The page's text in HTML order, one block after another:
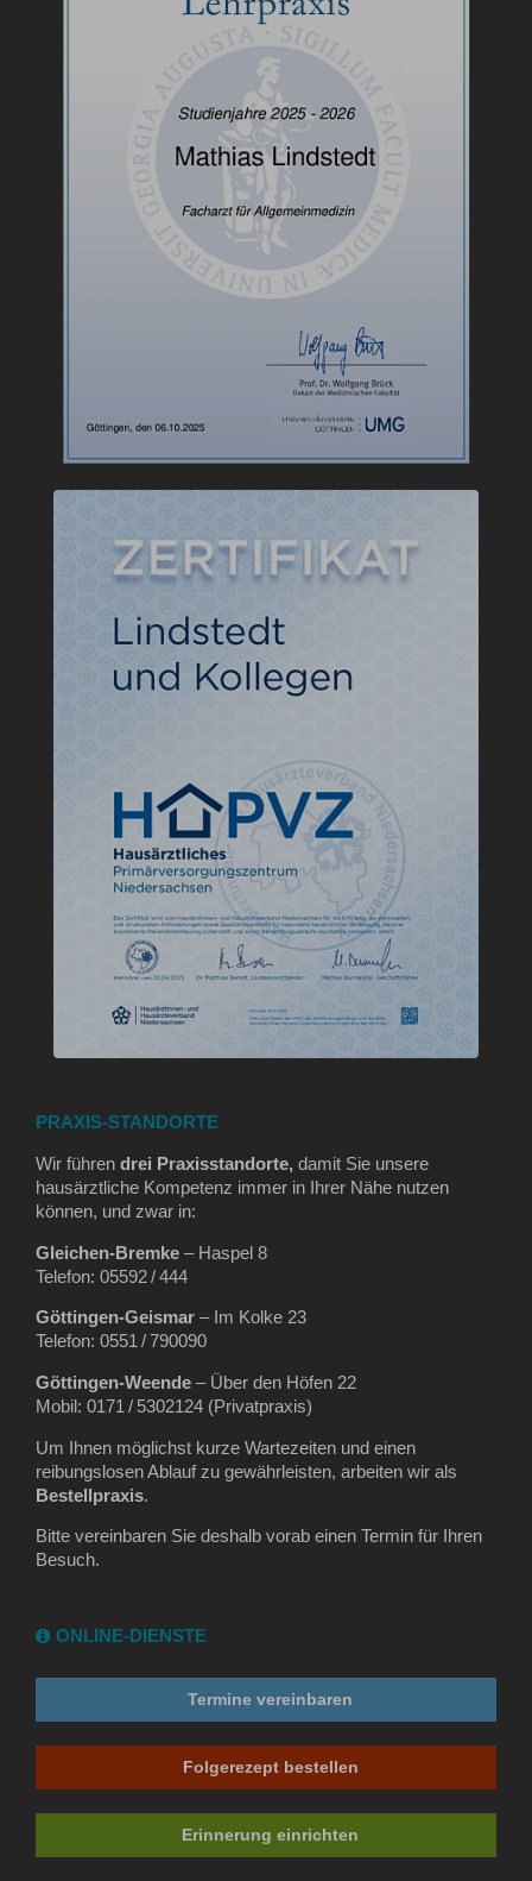
PRAXIS-STANDORTE
Wir führen drei Praxisstandorte, damit Sie unsere
hausärztliche Kompetenz immer in Ihrer Nähe nutzen
können, und zwar in:
Gleichen‑Bremke – Haspel 8
Telefon: 05592 / 444
Göttingen‑Geismar – Im Kolke 23
Telefon: 0551 / 790090
Göttingen‑Weende – Über den Höfen 22
Mobil: 0171 / 5302124 (Privatpraxis)
Um Ihnen möglichst kurze Wartezeiten und einen
reibungslosen Ablauf zu gewährleisten, arbeiten wir als
Bestellpraxis.
Bitte vereinbaren Sie deshalb vorab einen Termin für Ihren
Besuch.
ONLINE-DIENSTE
Termine vereinbaren
Folgerezept bestellen
Erinnerung einrichten